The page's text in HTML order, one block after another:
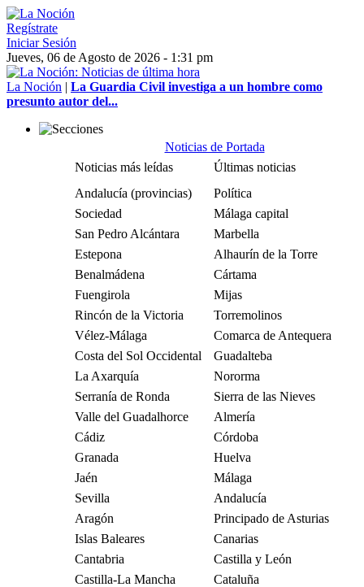
Regístrate
Iniciar Sesión
Jueves, 06 de Agosto de 2026 - 1:31 pm
La Noción | La Guardia Civil investiga a un hombre como
presunto autor del...
Noticias de Portada
Noticias más leídas
Últimas noticias
Andalucía (provincias)
Política
Sociedad
Málaga capital
San Pedro Alcántara
Marbella
Estepona
Alhaurín de la Torre
Benalmádena
Cártama
Fuengirola
Mijas
Rincón de la Victoria
Torremolinos
Vélez-Málaga
Comarca de Antequera
Costa del Sol Occidental
Guadalteba
La Axarquía
Nororma
Serranía de Ronda
Sierra de las Nieves
Valle del Guadalhorce
Almería
Cádiz
Córdoba
Granada
Huelva
Jaén
Málaga
Sevilla
Andalucía
Aragón
Principado de Asturias
Islas Baleares
Canarias
Cantabria
Castilla y León
Castilla-La Mancha
Cataluña